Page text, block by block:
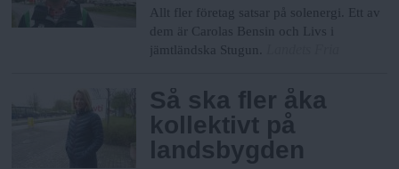
Allt fler företag satsar på solenergi. Ett av
dem är Carolas Bensin och Livs i
jämtländska Stugun.
Så ska fler åka
kollektivt på
landsbygden